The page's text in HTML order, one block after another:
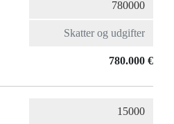
780.000 €